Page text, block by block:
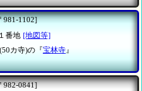
981-1102]
番地 [地図等]
カ寺)の『宝林寺』
982-0841]